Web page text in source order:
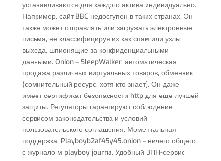
устанавливаются для каждого актива индивидуально.
Например, сайт BBC недоступен в таких странах. Он
также может отправлять или загружать электронные
письма, не классифицируя их как спам или узлы
выхода, шпионящие за конфиденциальными
данными. Onion – SleepWalker, автоматическая
продажа различных виртуальных товаров, обменник
(сомнительный ресурс, хотя кто знает). Он даже
имеет сертификат безопасности http для еще лучшей
защиты. Регуляторы гарантируют соблюдение
сервисом законодательства и условий
пользовательского соглашения. Моментальная
поддержка. Playboyb2af45y45.onion – ничего общего
с журнало м playboy journa. Удобный ВПН-сервис